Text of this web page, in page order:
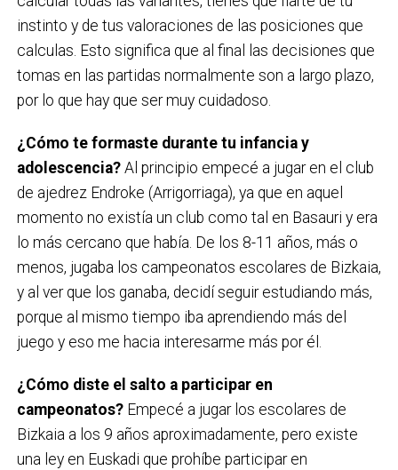
instinto y de tus valoraciones de las posiciones que
calculas. Esto significa que al final las decisiones que
tomas en las partidas normalmente son a largo plazo,
por lo que hay que ser muy cuidadoso.
¿Cómo te formaste durante tu infancia y
adolescencia?Al principio empecé a jugar en el club
de ajedrez Endroke (Arrigorriaga), ya que en aquel
momento no existía un club como tal en Basauri y era
lo más cercano que había. De los 8-11 años, más o
menos, jugaba los campeonatos escolares de Bizkaia,
y al ver que los ganaba, decidí seguir estudiando más,
porque al mismo tiempo iba aprendiendo más del
juego y eso me hacia interesarme más por él.
¿Cómo diste el salto a participar en
campeonatos?Empecé a jugar los escolares de
Bizkaia a los 9 años aproximadamente, pero existe
una ley en Euskadi que prohíbe participar en